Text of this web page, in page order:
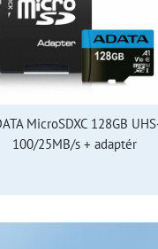
MicroSDXC 128GB
100/25MB/s + adaptér